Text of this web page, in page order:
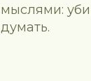
мыслями:
думать.